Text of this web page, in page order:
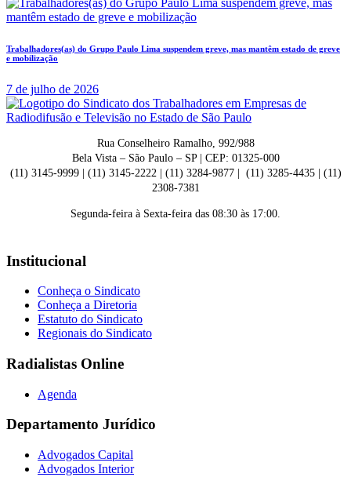
Trabalhadores(as) do Grupo Paulo Lima suspendem greve, mas mantêm estado de greve
e mobilização
7 de julho de 2026
Rua Conselheiro Ramalho, 992/988
Bela Vista – São Paulo – SP | CEP: 01325-000
(11) 3145-9999 | (11) 3145-2222 | (11) 3284-9877 | (11) 3285-4435 | (11)
2308-7381
Segunda-feira à Sexta-feira das 08:30 às 17:00.
Institucional
Conheça o Sindicato
Conheça a Diretoria
Estatuto do Sindicato
Regionais do Sindicato
Radialistas Online
Agenda
Departamento Jurídico
Advogados Capital
Advogados Interior